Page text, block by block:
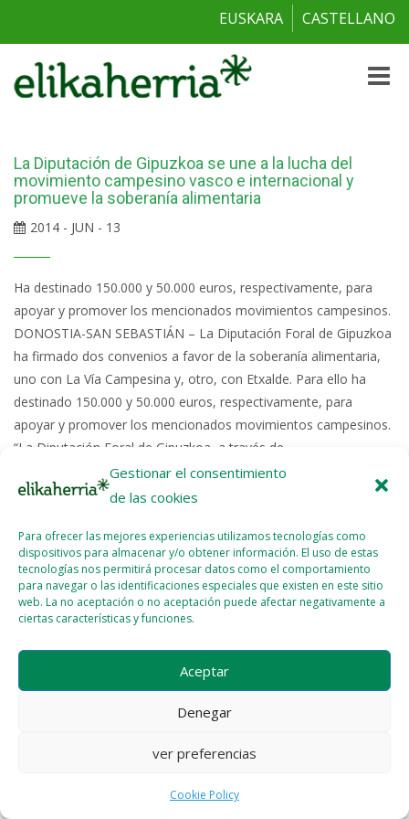
Gestionar el consentimiento
de las cookies
Para ofrecer las mejores experiencias utilizamos tecnologías como
dispositivos para almacenar y/o obtener información. El uso de estas
tecnologías nos permitirá procesar datos como el comportamiento
para navegar o las identificaciones especiales que existen en este sitio
web. La no aceptación o no aceptación puede afectar negativamente a
ciertas características y funciones.
Aceptar
Denegar
ver preferencias
Cookie Policy
EUSKARA CASTELLANO
Toggle
La Diputación de Gipuzkoa se une a la lucha del
movimiento campesino vasco e internacional y
promueve la soberanía alimentaria
2014 - JUN - 13
Ha destinado 150.000 y 50.000 euros, respectivamente, para
apoyar y promover los mencionados movimientos campesinos.
DONOSTIA-SAN SEBASTIÁN – La Diputación Foral de Gipuzkoa
ha firmado dos convenios a favor de la soberanía alimentaria,
uno con La Vía Campesina y, otro, con Etxalde. Para ello ha
destinado 150.000 y 50.000 euros, respectivamente, para
apoyar y promover los mencionados movimientos campesinos.
“La Diputación Foral de Gipuzkoa, a través de...
Read More >>